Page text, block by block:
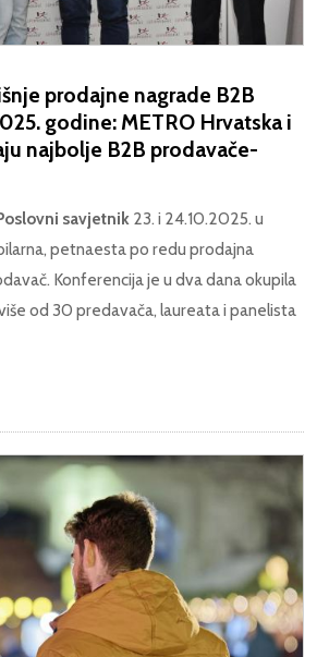
prodajne nagrade B2B
godine: METRO Hrvatska i
najbolje B2B prodavače-
savjetnik 23. i 24.10.2025. u
petnaesta po redu prodajna
Konferencija je u dva dana okupila
od 30 predavača, laureata i panelista